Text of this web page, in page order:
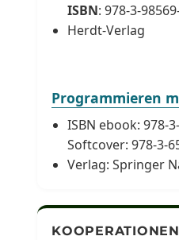
ISBN: 978-3-
Herdt-Verlag
Programmieren
ISBN ebook: 978-
Softcover: 978-3-
Verlag: Springer
KOOPERATIONEN